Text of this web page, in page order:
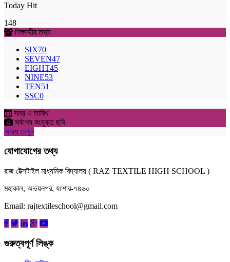
Today Hit
148
শিক্ষার্থীর তথ্য
SIX70
SEVEN47
EIGHT45
NINE53
TEN51
SSC0
সময় ও তারিখ
সর্বশেষ সংযুক্ত ছবি
আরও দেখুন
যোগাযোগের তথ্য
রাজ টেক্সটাইল মাধ্যমিক বিদ্যালয় ( RAZ TEXTILE HIGH SCHOOL )
মহাকাল, অভয়নগর, যশোর-৭৪৬০
Email: rajtextileschool@gmail.com
গুরুত্বপূর্ণ লিঙ্ক